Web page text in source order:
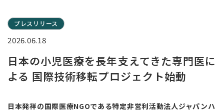
プレスリリース
2026.06.18
日本の小児医療を長年支えてきた専門医に
よる 国際技術移転プロジェクト始動
日本発祥の国際医療NGOである特定非営利活動法人ジャパンハ